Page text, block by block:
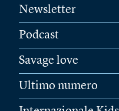
Newsletter
Podcast
Savage love
Ultimo numero